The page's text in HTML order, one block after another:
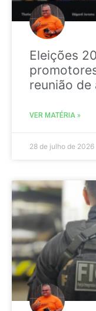
Eleições
reunião de
VER MATÉRIA »
28 de julho de 2026